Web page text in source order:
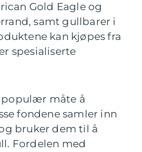
Gold Eagle og
samt gullbarer i
kan kjøpes fra
spesialiserte
populær måte å
fondene samler inn
bruker dem til å
Fordelen med